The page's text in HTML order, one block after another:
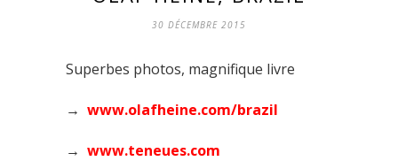
30 DÉCEMBRE 2015
Superbes photos, magnifique livre
→ www.olafheine.com/brazil
→ www.teneues.com